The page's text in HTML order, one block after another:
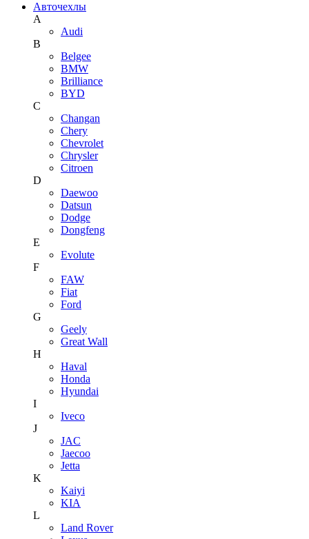
Авточехлы
A
Audi
B
Belgee
BMW
Brilliance
BYD
C
Changan
Chery
Chevrolet
Chrysler
Citroen
D
Daewoo
Datsun
Dodge
Dongfeng
E
Evolute
F
FAW
Fiat
Ford
G
Geely
Great Wall
H
Haval
Honda
Hyundai
I
Iveco
J
JAC
Jaecoo
Jetta
K
Kaiyi
KIA
L
Land Rover